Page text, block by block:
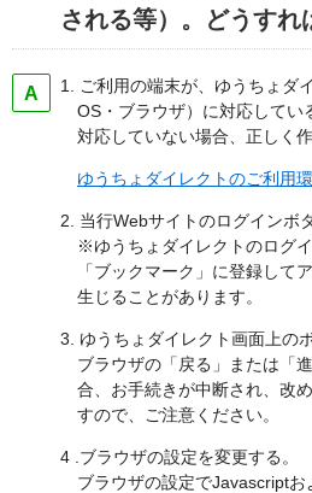
される等）。どうすれ
1. ご利用の端末が、ゆうちょダ
OS・ブラウザ）に対応してい
対応していない場合、正しく
ゆうちょダイレクトのご利用
2. 当行Webサイトのログインボ
※ゆうちょダイレクトのログ
「ブックマーク」に登録して
生じることがあります。
3. ゆうちょダイレクト画面上の
ブラウザの「戻る」または「
合、お手続きが中断され、改
すので、ご注意ください。
4 .ブラウザの設定を変更する。
ブラウザの設定でJavascript